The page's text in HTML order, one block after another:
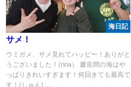
海日記
サメ！
ウミガメ、サメ見れてハッピー！ありがと
うございました！(riria） 慶良間の海はや
っぱりきれいすぎます！何回きても最高で
す！(しゅん) ...